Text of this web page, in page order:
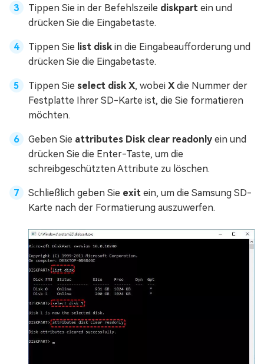
Tippen Sie in der Befehlszeile diskpart ein und
drücken Sie die Eingabetaste.
Tippen Sie list diskin die Eingabeaufforderung und
drücken Sie die Eingabetaste.
Tippen Sie select disk X, wobei X die Nummer der
Festplatte Ihrer SD-Karte ist, die Sie formatieren
möchten.
Geben Sie attributes Disk clear readonly ein und
drücken Sie die Enter-Taste, um die
schreibgeschützten Attribute zu löschen.
Schließlich geben Sie exit ein, um die Samsung SD-
Karte nach der Formatierung auszuwerfen.